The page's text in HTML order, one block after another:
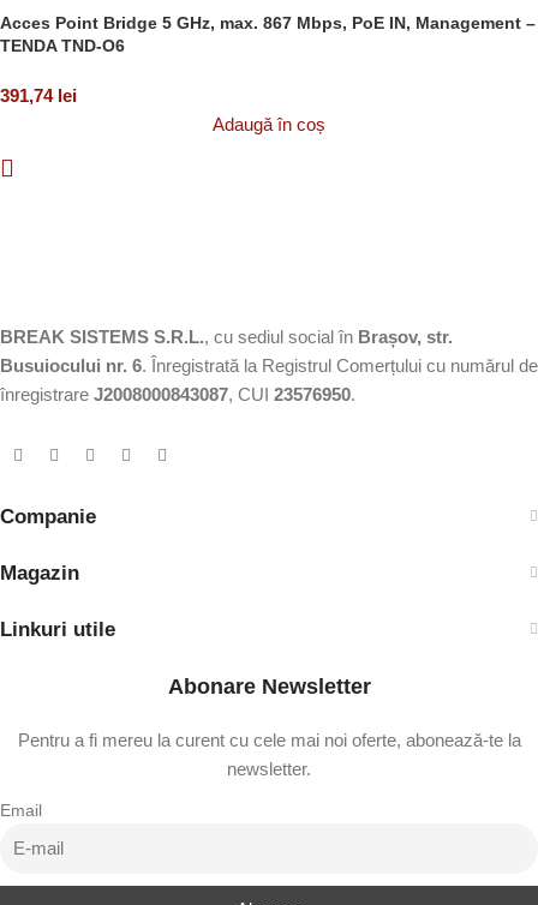
Acces Point Bridge 5 GHz, max. 867 Mbps, PoE IN, Management –
TENDA TND-O6
391,74 lei
Adaugă în coș
BREAK SISTEMS S.R.L., cu sediul social în Brașov, str.
Busuiocului nr. 6. Înregistrată la Registrul Comerțului cu numărul de
înregistrare J2008000843087, CUI 23576950.​
Companie
Magazin
Linkuri utile
Abonare Newsletter
Pentru a fi mereu la curent cu cele mai noi oferte, abonează-te la
newsletter.
Email